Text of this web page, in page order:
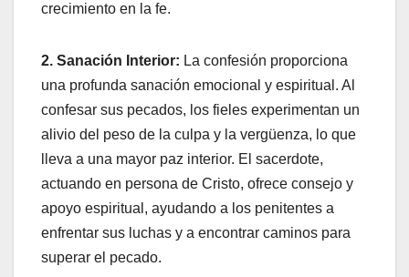
crecimiento en la fe.
2. Sanación Interior: La confesión proporciona
una profunda sanación emocional y espiritual. Al
confesar sus pecados, los fieles experimentan un
alivio del peso de la culpa y la vergüenza, lo que
lleva a una mayor paz interior. El sacerdote,
actuando en persona de Cristo, ofrece consejo y
apoyo espiritual, ayudando a los penitentes a
enfrentar sus luchas y a encontrar caminos para
superar el pecado.